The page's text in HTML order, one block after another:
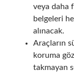
veya daha
belgeleri
alınacak.
Araçların
koruma
takmayan